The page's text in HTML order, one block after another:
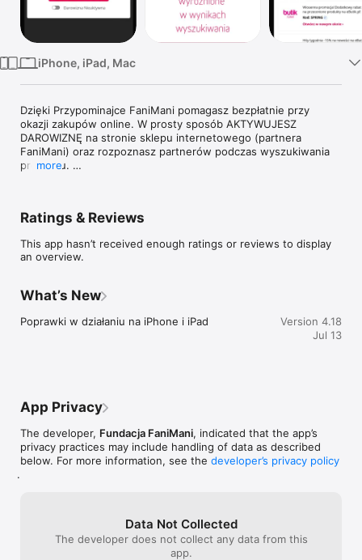
iPhone, iPad, Mac
Dzięki Przypominajce FaniMani pomagasz bezpłatnie przy
okazji zakupów online. W prosty sposób AKTYWUJESZ
DAROWIZNĘ na stronie sklepu internetowego (partnera
FaniMani) oraz rozpoznasz partnerów podczas wyszukiwania
produktu.
informowanie o możliwości przekazania darowizny od
dla sklepów.
more
Ratings & Reviews
This app hasn’t received enough ratings or reviews to display
an overview.
What’s New
Poprawki w działaniu na iPhone i iPad
Version 4.18
Jul 13
App Privacy
The developer, Fundacja FaniMani, indicated that the app’s
privacy practices may include handling of data as described
below. For more information, see the developer’s privacy policy
.
Data Not Collected
The developer does not collect any data from this
app.